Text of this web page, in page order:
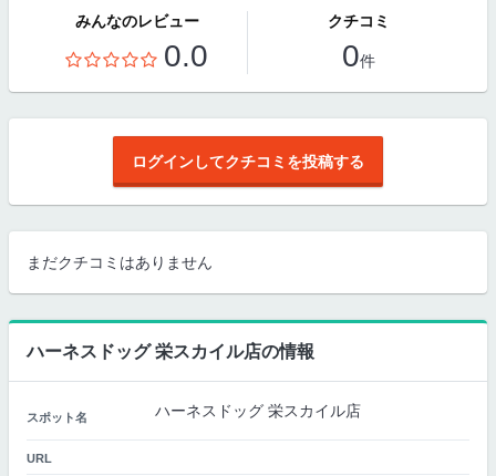
みんなのレビュー
0.0
クチコミ
0件
ログインしてクチコミを投稿する
まだクチコミはありません
ハーネスドッグ 栄スカイル店の情報
スポット名 ハーネスドッグ 栄スカイル店
URL